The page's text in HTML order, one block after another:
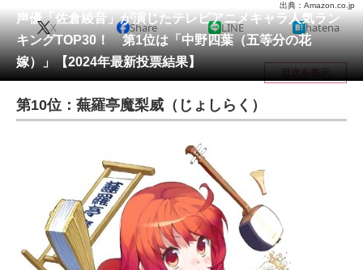
会員記事
メディア
注目記事を集めた総合ページ
ITの今と未来を見通す
進化するPCとデバイスの未来
好きが集まる 比べて選べる
ビジネスと働き方のヒント
声優「佐倉綾音」が演じたテレビアニメキャラ人気ラン
キングTOP30！ 第1位は「中野四葉（五等分の花
嫁）」【2024年最新投票結果】
出典：Amazon.co.jp
X Share LINE hatena
目次を表示
第10位：蕪羅亭魔梨威（じょしらく）